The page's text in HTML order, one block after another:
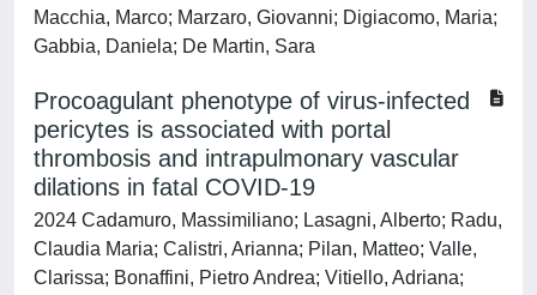
Macchia, Marco; Marzaro, Giovanni; Digiacomo, Maria;
Gabbia, Daniela; De Martin, Sara
Procoagulant phenotype of virus-infected
pericytes is associated with portal
thrombosis and intrapulmonary vascular
dilations in fatal COVID-19
2024 Cadamuro, Massimiliano; Lasagni, Alberto; Radu,
Claudia Maria; Calistri, Arianna; Pilan, Matteo; Valle,
Clarissa; Bonaffini, Pietro Andrea; Vitiello, Adriana;